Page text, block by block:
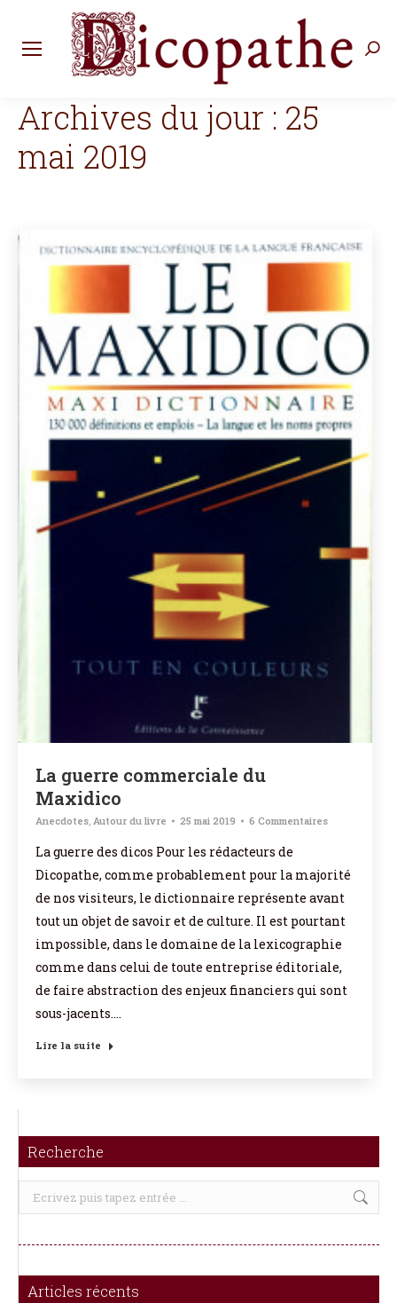
Archives du jour : 25
mai 2019
La guerre commerciale du
Maxidico
Anecdotes, Autour du livre 25 mai 2019 6 Commentaires
La guerre des dicos Pour les rédacteurs de
Dicopathe, comme probablement pour la majorité
de nos visiteurs, le dictionnaire représente avant
tout un objet de savoir et de culture. Il est pourtant
impossible, dans le domaine de la lexicographie
comme dans celui de toute entreprise éditoriale,
de faire abstraction des enjeux financiers qui sont
sous-jacents.…
Lire la suite
Recherche
Recherche
Articles récents